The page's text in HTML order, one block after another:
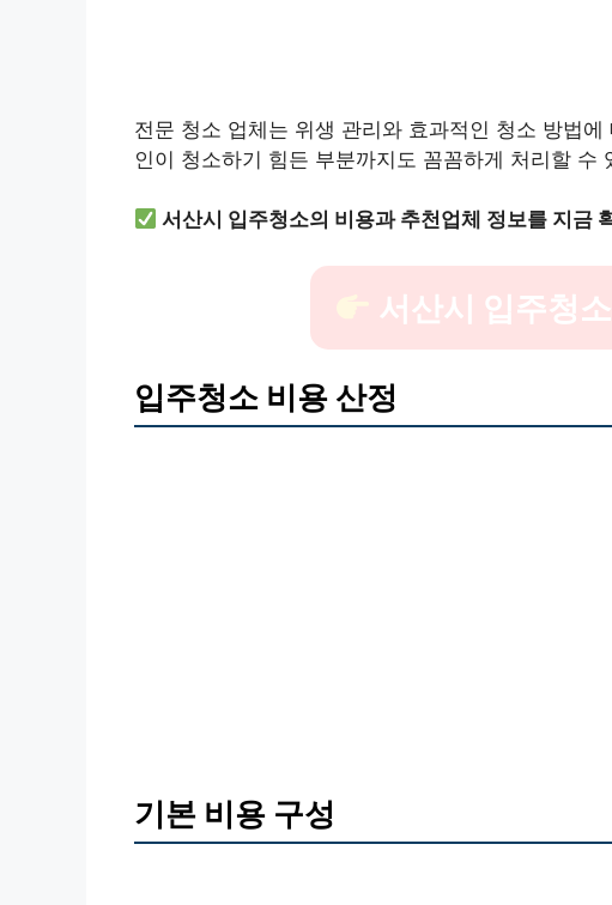
전문 청소 업체는 위생 관리와 효과적인 청소 방법
인이 청소하기 힘든 부분까지도 꼼꼼하게 처리할 수
서산시 입주청소의 비용과 추천업체 정보를 지금
서산시 입주청
입주청소 비용 산정
기본 비용 구성